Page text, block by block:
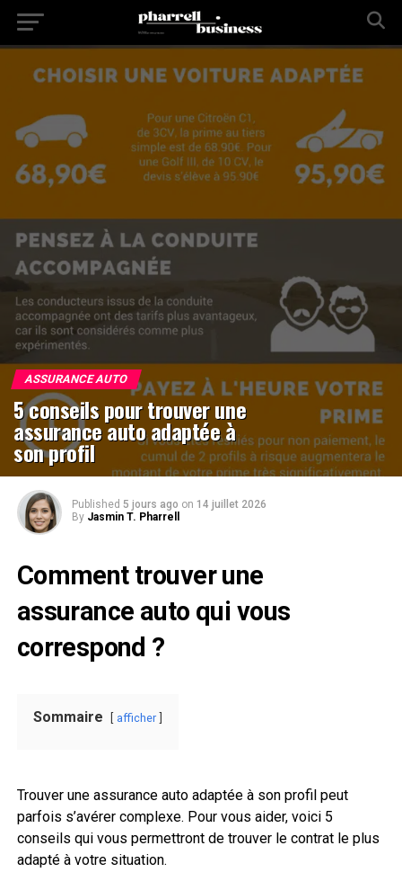
ASSURANCE AUTO
5 conseils pour trouver une
assurance auto adaptée à
son profil
Published 5 jours ago on 14 juillet 2026
By Jasmin T. Pharrell
Comment trouver une
assurance auto qui vous
correspond ?
Sommaire afficher
Trouver une assurance auto adaptée à son profil peut
parfois s’avérer complexe. Pour vous aider, voici 5
conseils qui vous permettront de trouver le contrat le plus
adapté à votre situation.